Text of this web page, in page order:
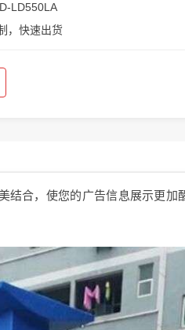
LD550LA
，快速出货
结合，使您的广告信息展示更加